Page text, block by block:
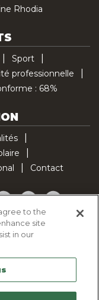
Rhodia
Sport
professionnelle
: 68%
Contact
InstagramLinkedInTikTok
to the
site
in our